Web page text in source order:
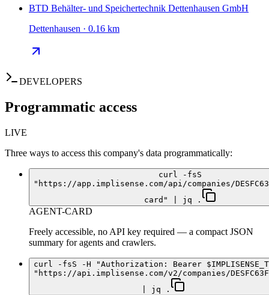
BTD Behälter- und Speichertechnik Dettenhausen GmbH
Dettenhausen · 0.16 km
DEVELOPERS
Programmatic access
LIVE
Three ways to access this company's data programmatically:
curl -fsS
"https://app.implisense.com/api/companies/
card" | jq .
AGENT-CARD
Freely accessible, no API key required — a compact JSON
summary for agents and crawlers.
curl -fsS -H "Authorization: Bearer
"https://api.implisense.com/v2/companies/
| jq .